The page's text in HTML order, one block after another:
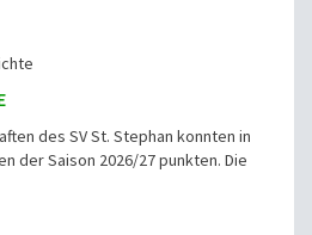
des SV St. Stephan konnten in
der Saison 2026/27 punkten. Die